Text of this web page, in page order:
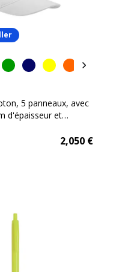
5 panneaux, avec
d'épaisseur et
2,050€